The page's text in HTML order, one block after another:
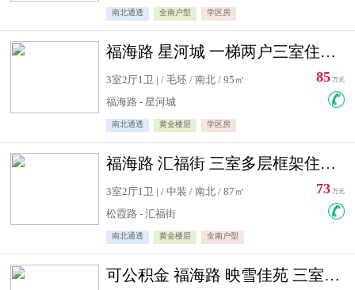
南北通透 全南户型 学区房
福海路 星河城 一梯两户三室住宅急售
3室2厅1卫 | / 毛坯 / 南北 / 95㎡
福海路 - 星河城
南北通透 黄金楼层 学区房
85 万元
福海路 汇福街 三室多层框架住宅急售
3室2厅1卫 | / 中装 / 南北 / 87㎡
松霞路 - 汇福街
南北通透 黄金楼层 全南户型
73 万元
可公积金 福海路 映雪佳苑 三室住宅急售送小棚